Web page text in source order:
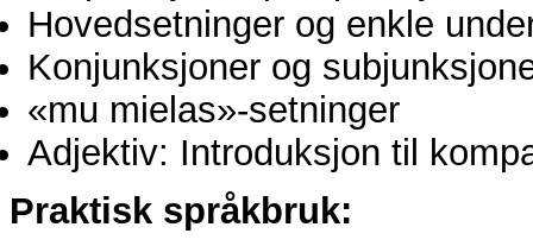
Hovedsetninger og enkle
Konjunksjoner og
«mu mielas»-setninger
Adjektiv: Introduksjon til
Praktisk språkbruk: